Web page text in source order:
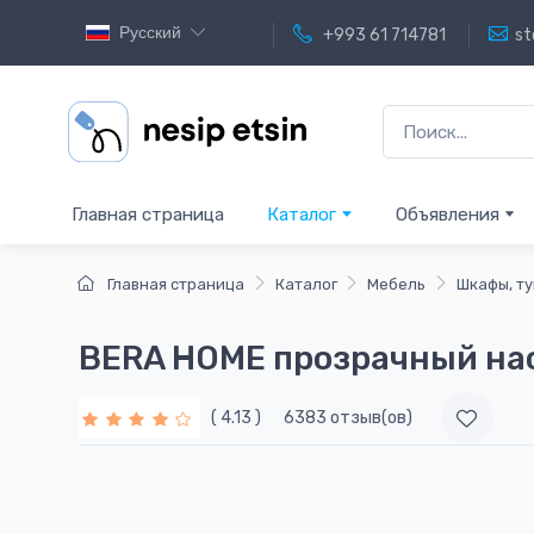
Русский +993 61 714781
Главная страница Каталог Объявления
Главная страница Каталог Мебель Шкафы,
BERA HOME прозрачный
( 4.13 ) 6383 отзыв(ов)